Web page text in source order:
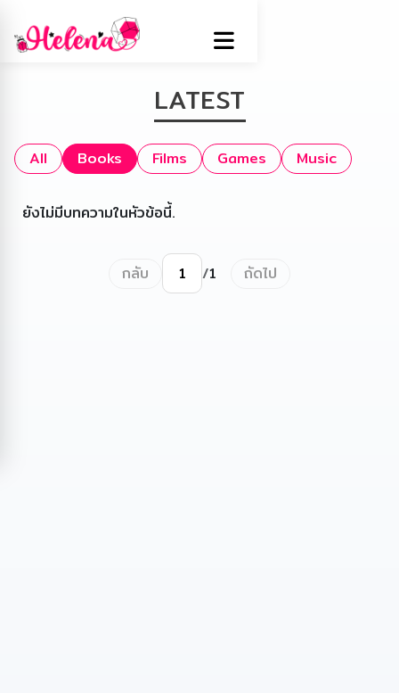
LATEST
All Books Films Games Music
ยังไม่มีบทความในหัวข้อนี้.
กลับ ไปยังหน้า
/1 ถัดไป